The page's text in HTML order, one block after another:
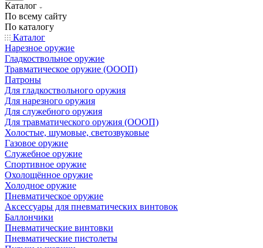
Каталог
По всему сайту
По каталогу
Каталог
Нарезное оружие
Гладкоствольное оружие
Травматическое оружие (ОООП)
Патроны
Для гладкоствольного оружия
Для нарезного оружия
Для служебного оружия
Для травматического оружия (ОООП)
Холостые, шумовые, светозвуковые
Газовое оружие
Служебное оружие
Спортивное оружие
Охолощённое оружие
Холодное оружие
Пневматическое оружие
Аксессуары для пневматических винтовок
Баллончики
Пневматические винтовки
Пневматические пистолеты